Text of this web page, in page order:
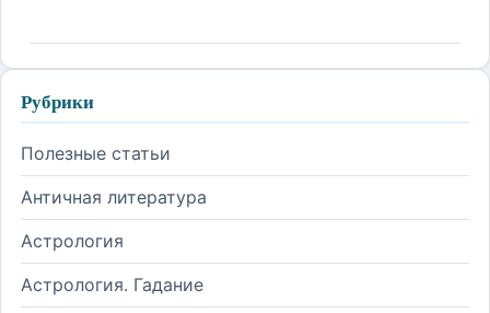
Рубрики
Полезные статьи
Античная литература
Астрология
Астрология. Гадание